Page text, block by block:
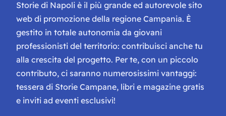
Storie di Napoli è il più grande ed autorevole sito
web di promozione della regione Campania. È
gestito in totale autonomia da giovani
professionisti del territorio: contribuisci anche tu
alla crescita del progetto. Per te, con un piccolo
contributo, ci saranno numerosissimi vantaggi:
tessera di Storie Campane, libri e magazine gratis
e inviti ad eventi esclusivi!